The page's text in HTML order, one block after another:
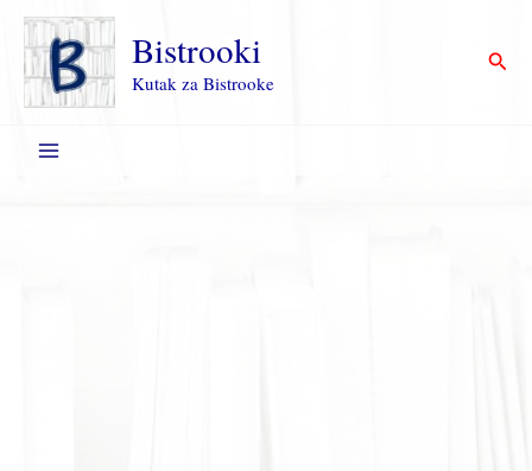
Пређи
садржај
Bistrooki
Kutak za Bistrooke